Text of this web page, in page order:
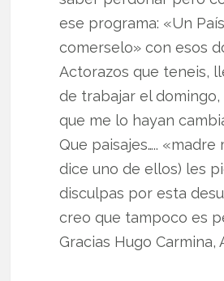
ese programa: «Un
comerselo» con esos
Actorazos que teneis,
de trabajar el
que me lo hayan
Que paisajes….. «madre
dice uno de ellos) les
disculpas por esta
creo que tampoco es
Gracias Hugo Carmina,